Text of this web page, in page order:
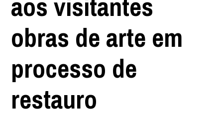
obras de arte em
processo de
restauro